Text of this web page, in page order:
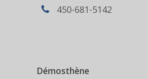
450-681-5142
Démosthène